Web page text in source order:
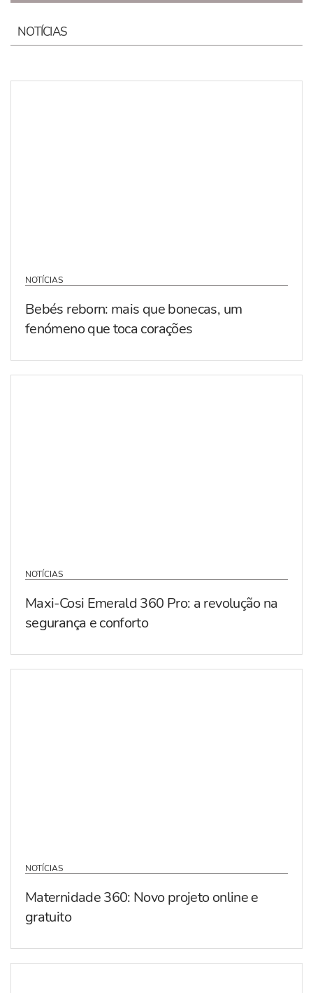
NOTÍCIAS
NOTÍCIAS
Bebés reborn: mais que bonecas, um
fenómeno que toca corações
NOTÍCIAS
Maxi-Cosi Emerald 360 Pro: a revolução na
segurança e conforto
NOTÍCIAS
Maternidade 360: Novo projeto online e
gratuito